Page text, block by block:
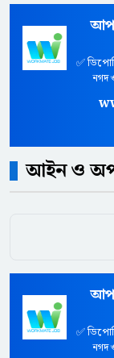
✅
নগদ
আইন ও
✅
নগদ